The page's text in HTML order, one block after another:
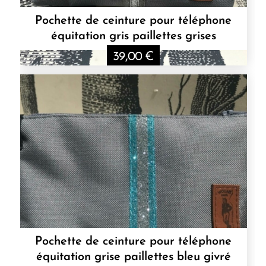
Pochette de ceinture pour téléphone
équitation gris paillettes grises
39,00 €
Pochette de ceinture pour téléphone
équitation grise paillettes bleu givré